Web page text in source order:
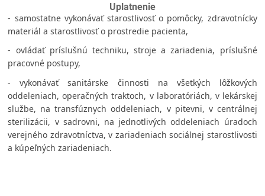
Uplatnenie
- samostatne vykonávať starostlivosť o pomôcky, zdravotnícky
materiál a starostlivosť o prostredie pacienta,
- ovládať príslušnú techniku, stroje a zariadenia, príslušné
pracovné postupy,
- vykonávať sanitárske činnosti na všetkých lôžkových
oddeleniach, operačných traktoch, v laboratóriách, v lekárskej
službe, na transfúznych oddeleniach, v pitevni, v centrálnej
sterilizácii, v sadrovni, na jednotlivých oddeleniach úradoch
verejného zdravotníctva, v zariadeniach sociálnej starostlivosti
a kúpeľných zariadeniach.